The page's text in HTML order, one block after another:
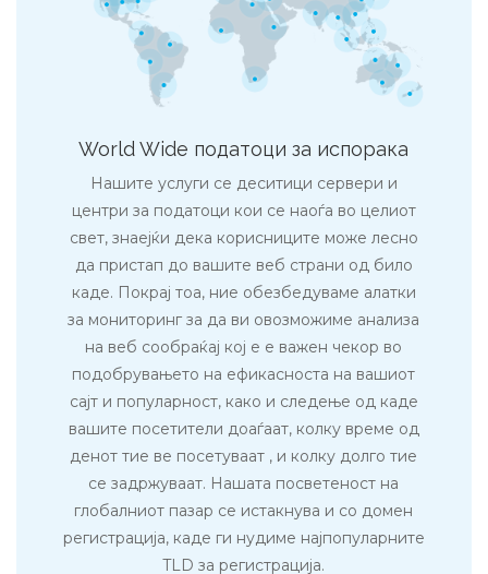
World Wide податоци за испорака
Нашите услуги се деситици сервери и
центри за податоци кои се наоѓа во целиот
свет, знаејќи дека корисниците може лесно
да пристап до вашите веб страни од било
каде. Покрај тоа, ние обезбедуваме алатки
за мониторинг за да ви овозможиме анализа
на веб сообраќај кој е е важен чекор во
подобрувањето на ефикасноста на вашиот
сајт и популарност, како и следење од каде
вашите посетители доаѓаат, колку време од
денот тие ве посетуваат , и колку долго тие
се задржуваат. Нашата посветеност на
глобалниот пазар се истакнува и со домен
регистрација, каде ги нудиме најпопуларните
TLD за регистрација.